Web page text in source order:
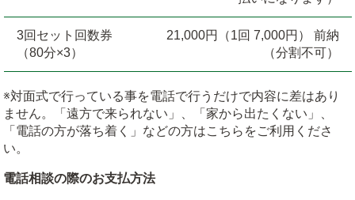
3回セット回数券
（80分×3）
21,000円（1回 7,000円） 前納
（分割不可）
※対面式で行っている事を電話で行うだけで内容に差はあり
ません。「遠方で来られない」、「家から出たくない」、
「電話の方が落ち着く」などの方はこちらをご利用くださ
い。
電話相談の際のお支払方法